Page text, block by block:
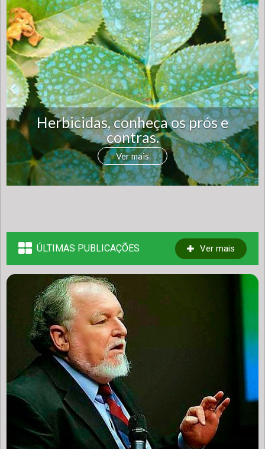
Herbicidas, conheça os prós e
contras.
Ver mais
ÚLTIMAS PUBLICAÇÕES Ver mais